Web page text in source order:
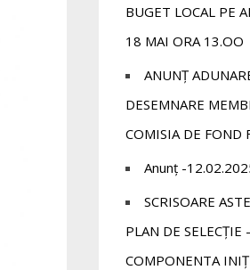
BUGET LOCAL PE
18 MAI ORA 13.OO
ANUNȚ
DESEMNARE
COMISIA DE FOND
Anunț -
SCRISOARE
PLAN DE SELECȚIE
COMPONENTA